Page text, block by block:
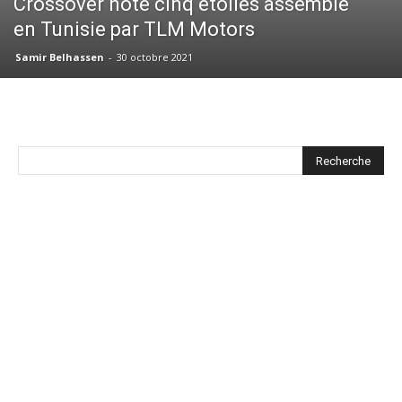
en Tunisie par TLM Motors
Samir Belhassen - 30 octobre 2021